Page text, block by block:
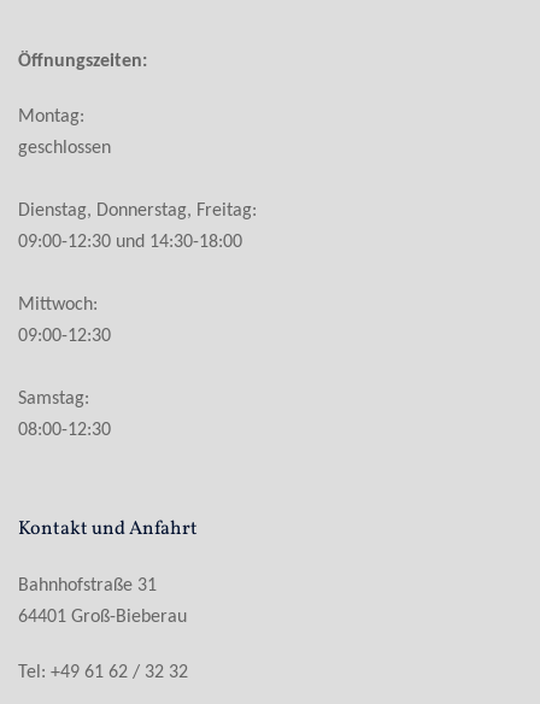
Öffnungszeiten:
Montag:
geschlossen
Dienstag, Donnerstag, Freitag:
09:00-12:30 und 14:30-18:00
Mittwoch:
09:00-12:30
Samstag:
08:00-12:30
Kontakt und Anfahrt
Bahnhofstraße 31
64401 Groß-Bieberau
Tel: +49 61 62 / 32 32